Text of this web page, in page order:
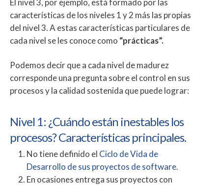
características de los niveles 1 y 2 más las propias
del nivel 3. A estas características particulares de
cada nivel se les conoce como “prácticas”.
Podemos decir que a cada nivel de madurez
corresponde una pregunta sobre el control en sus
procesos y la calidad sostenida que puede lograr:
Nivel 1: ¿Cuándo están inestables los
procesos? Características principales.
No tiene definido el Ciclo de Vida de
Desarrollo de sus proyectos de software.
En ocasiones entrega sus proyectos con